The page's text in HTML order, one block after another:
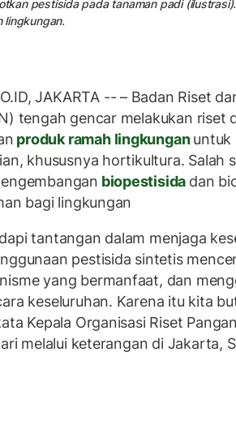
pestisida pada tanaman padi
lingkungan.
JAKARTA -- – Badan Riset
tengah gencar melakukan riset
produk ramah lingkunganuntuk
khususnya hortikultura. Salah
biopestisida dan
bagi lingkungan
tantangan dalam menjaga
pestisida sintetis
yang bermanfaat, dan
keseluruhan. Karena itu kita
Kepala Organisasi Riset
melalui keterangan di Jakarta,